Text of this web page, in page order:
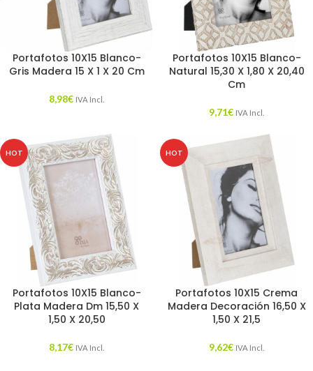
Portafotos 10X15 Blanco-
Gris Madera 15 X 1 X 20 Cm
8,98€ IVA Incl.
Portafotos 10X15 Blanco-
Natural 15,30 X 1,80 X 20,40
Cm
9,71€ IVA Incl.
HOT
Portafotos 10X15 Blanco-
Plata Madera Dm 15,50 X
1,50 X 20,50
8,17€ IVA Incl.
HOT
Portafotos 10X15 Crema
Madera Decoración 16,50 X
1,50 X 21,5
9,62€ IVA Incl.